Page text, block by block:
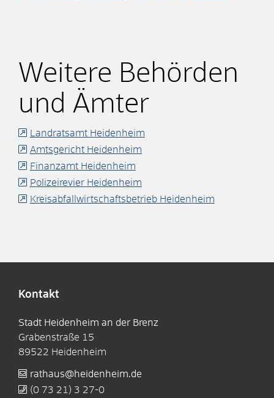
Weitere Behörden
und Ämter
Landratsamt Heidenheim
Amtsgericht Heidenheim
Finanzamt Heidenheim
Polizeirevier Heidenheim
Kreisabfallwirtschaftsbetrieb Heidenheim
Kontakt
Stadt Heidenheim an der Brenz
Grabenstraße 15
89522 Heidenheim
rathaus@heidenheim.de
(0 73 21) 3 27-0